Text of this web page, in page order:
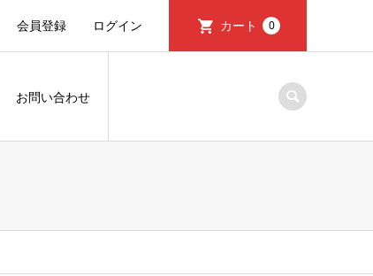
会員登録 ログイン カート 0
お問い合わせ